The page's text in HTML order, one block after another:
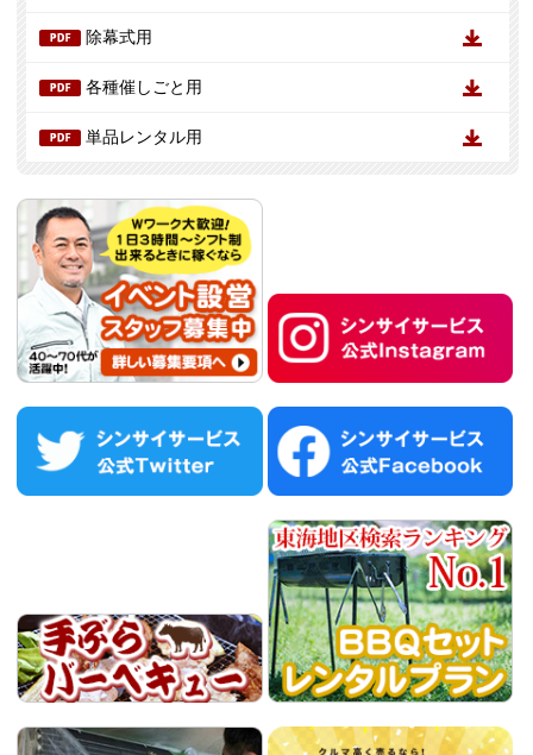
除幕式用
各種催しごと用
単品レンタル用